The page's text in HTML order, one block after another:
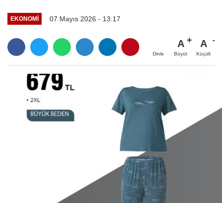
EKONOMI 07 Mayıs 2026 - 13:17
Dinle
A
Büyüt
A
Küçült